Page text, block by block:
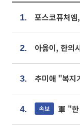
1.
2.
3.
4. 속보 軍 "한